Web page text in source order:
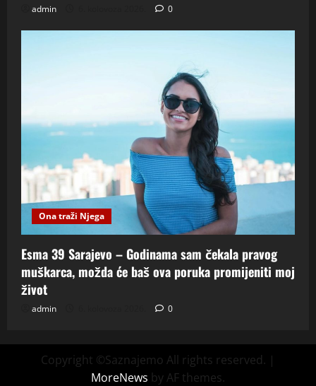
admin 0
Ona traži Njega
Esma 39 Sarajevo – Godinama sam čekala pravog
muškarca, možda će baš ova poruka promijeniti moj
život
admin 0
Copyright ©Saznajemo All rights reserved. |
MoreNews by AF themes.